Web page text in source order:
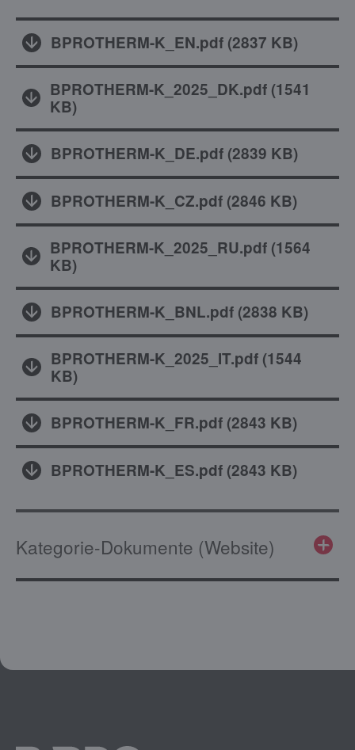
BPROTHERM-K_EN.pdf (2837 KB)
BPROTHERM-K_2025_DK.pdf(1541
KB)
BPROTHERM-K_DE.pdf (2839 KB)
BPROTHERM-K_CZ.pdf (2846 KB)
BPROTHERM-K_2025_RU.pdf(1564
KB)
BPROTHERM-K_BNL.pdf (2838 KB)
BPROTHERM-K_2025_IT.pdf(1544
KB)
BPROTHERM-K_FR.pdf (2843 KB)
BPROTHERM-K_ES.pdf (2843 KB)
Kategorie-Dokumente (Website)